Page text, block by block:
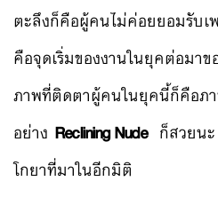
ตะลึงก็คือผู้คนไม่ค่อยยอมรับ
คือจุดเริ่มของงานในยุคต่อมา
ภาพที่ติดตาผู้คนในยุคนี้ก็คือภ
อย่าง Reclining Nudeก็สวยนะ
โกยาที่มาในอีกมิติ